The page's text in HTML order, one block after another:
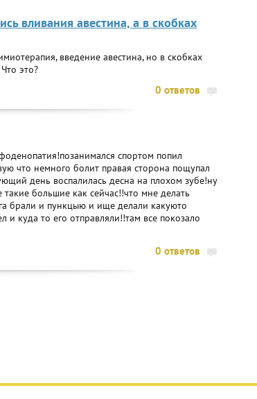
вливания авестина, а в скобках
введение авестина, но в скобках
это?
0 ответов
спортом попил
что немного болит правая сторона пощупал
день воспалилась десна на плохом зубе!ну
большие как сейчас!!что мне делать
брали и пункцыю и ище делали какуюто
куда то его отправляли!!там все покозало
0 ответов